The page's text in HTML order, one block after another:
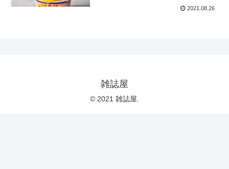
2021.08.26
雑誌屋
© 2021 雑誌屋.